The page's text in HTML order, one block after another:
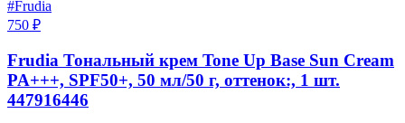
#Frudia
750 ₽
Frudia Тональный крем Tone Up Base Sun Cream
PA+++, SPF50+, 50 мл/50 г, оттенок:, 1 шт.
447916446